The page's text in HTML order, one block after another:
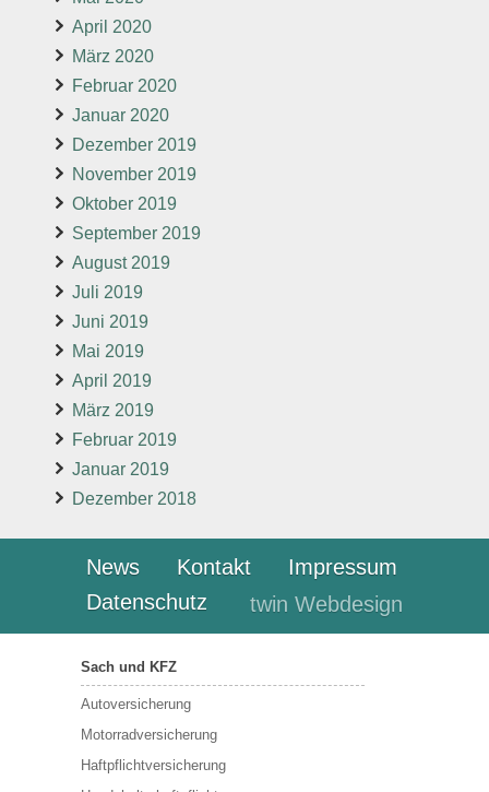
April 2020
März 2020
Februar 2020
Januar 2020
Dezember 2019
November 2019
Oktober 2019
September 2019
August 2019
Juli 2019
Juni 2019
Mai 2019
April 2019
März 2019
Februar 2019
Januar 2019
Dezember 2018
News Kontakt
Impressum
Datenschutz
twin Webdesign
Sach und KFZ
Autoversicherung
Motorradversicherung
Haftpflichtversicherung